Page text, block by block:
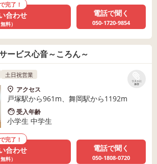
完了！
合わせ
無料）
電話で聞く
050-1720-9854
ービス心音～ころん～
リストに
保存
土日祝営業
アクセス
戸塚駅から961m、舞岡駅から1192m
受入年齢
小学生 中学生
完了！
合わせ
無料）
電話で聞く
050-1808-0720